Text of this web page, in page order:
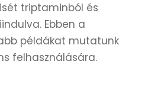
triptaminból és
Ebben a
példákat mutatunk
felhasználására.